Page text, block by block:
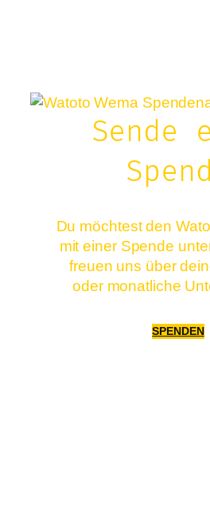
Sende
Du möchtest den
mit einer Spende
freuen uns über
oder monatliche
SPENDEN